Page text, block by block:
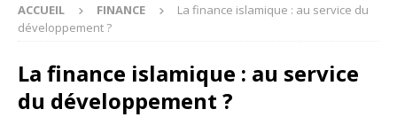
ACCUEIL FINANCE
La finance islamique : au service du
développement ?
La finance islamique : au service
du développement ?